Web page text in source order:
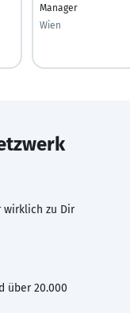
Manager
Wien
wirklich zu Dir
über 20.000